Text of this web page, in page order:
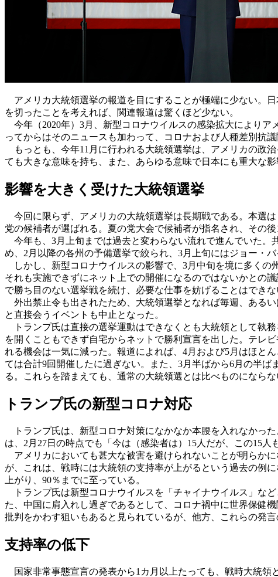
アメリカ大統領選挙の報道を目にすることが極端に少ない。
を切ったことを考えれば、関連報道は驚くほど少ない。
今年（2020年）3月、新型コロナウイルスの感染拡大によりア
ってからはそのニュースも加わって、コロナおよび人種差別抗
もっとも、今年11月に行われる大統領選挙は、アメリカの政
ても大きな意味を持ち、また、あらゆる意味で日本にも重大な
影響を大きく受けた大統領選挙
今回に限らず、アメリカの大統領選挙は長期戦である。本選
党の候補者が選ばれる。夏の党大会で候補者が指名され、その
今年も、3月上旬までは過去と変わらない流れで進んでいた。
め、2月以降の各州の予備選挙で絞られ、3月上旬にはジョー・
しかし、新型コロナウイルスの影響で、3月中旬を境に多くの
それも実施できずにネット上での開催になるのではないかとの
で勝ち目のない選挙戦を続け、必要な仕事を妨げることはでき
外出禁止令も出されたため、大統領選挙となれば毎週、ある
と直接会うイベントも中止となった。
トランプ氏は直接の選挙運動はできなくとも大統領として執
を開くこともできず自宅からネットで勝利宣言を出した。テレ
れる機会は一気に減った。報道によれば、4月および5月はほと
ては合計9回開催したに過ぎない。また、3月半ばから6月の半
る。これらを踏まえても、通常の大統領選とは比べものになら
トランプ氏の新型コロナ対応
トランプ氏は、新型コロナ対策になかなか本腰を入れなかっ
は、2月27日の時点でも「今は（感染者は）15人だが、この15
アメリカにおいても甚大な被害を避けられないことが明らか
が、これは、戦時には大統領の支持率が上がるという過去の例
上がり、90％までに至っている。
トランプ氏は新型コロナウイルスを「チャイナウイルス」な
た、中国に肩入れし過ぎであるとして、コロナ禍中に世界保健
批判をかわす狙いもあると見られているが、他方、これらの発
支持率の低下
国家非常事態宣言の発表から1カ月以上たっても、戦時大統領